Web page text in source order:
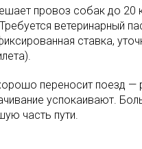
провоз собак до 20
ветеринарный
ставка,
переносит поезд —
успокаивают.
часть пути.